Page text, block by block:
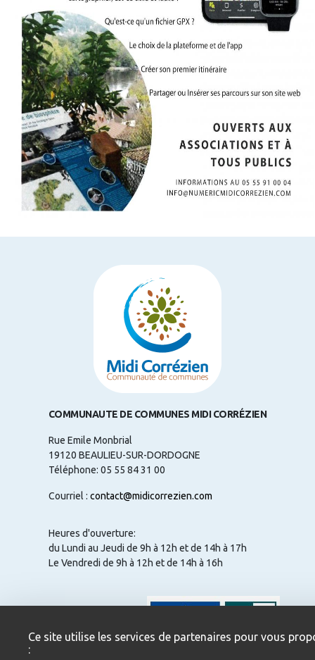
COMMUNAUTE DE COMMUNES MIDI CORRÉZIEN
Rue Emile Monbrial
19120 BEAULIEU-SUR-DORDOGNE
Téléphone: 05 55 84 31 00
Courriel : contact@midicorrezien.com
Heures d'ouverture:
du Lundi au Jeudi de 9h à 12h et de 14h à 17h
Le Vendredi de 9h à 12h et de 14h à 16h
NOUS CONTACTER
Ce site utilise les services de partenaires pour vous
: